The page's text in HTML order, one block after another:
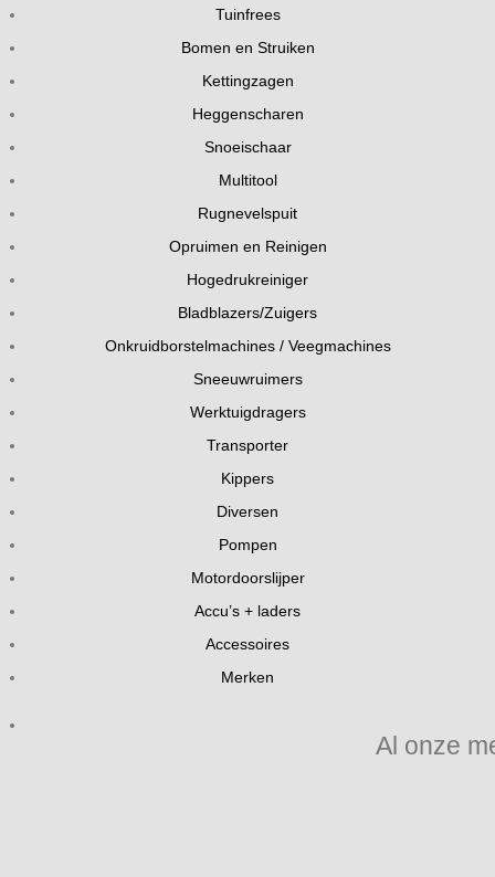
Tuinfrees
Bomen en Struiken
Kettingzagen
Heggenscharen
Snoeischaar
Multitool
Rugnevelspuit
Opruimen en Reinigen
Hogedrukreiniger
Bladblazers/Zuigers
Onkruidborstelmachines / Veegmachines
Sneeuwruimers
Werktuigdragers
Transporter
Kippers
Diversen
Pompen
Motordoorslijper
Accu’s + laders
Accessoires
Merken
Al onze